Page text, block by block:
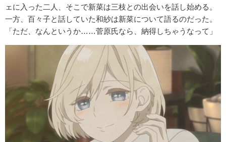
ェに入った二人、そこで新菜は三枝との出会いを話し始める。
一方、百々子と話していた和紗は新菜について語るのだった。
「ただ、なんというか……菅原氏なら、納得しちゃうなって」